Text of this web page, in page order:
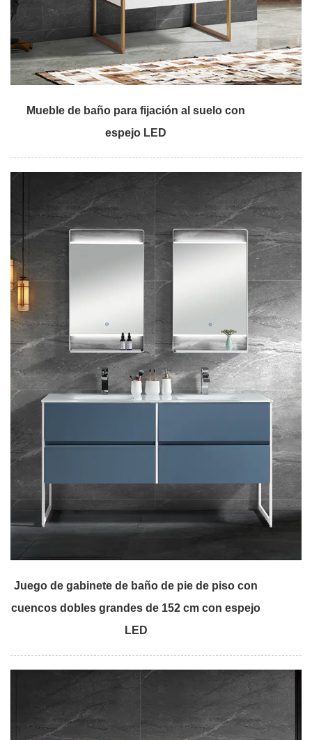
Mueble de baño para fijación al suelo con
espejo LED
Juego de gabinete de baño de pie de piso con
cuencos dobles grandes de 152 cm con espejo
LED